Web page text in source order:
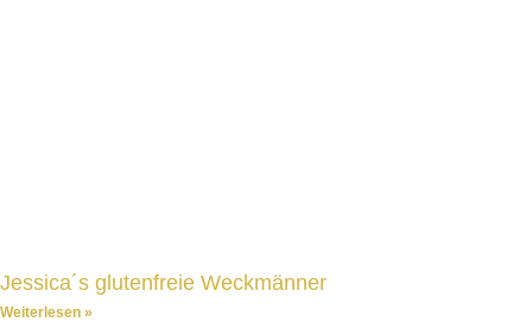
Jessica´s glutenfreie Weckmänner
Weiterlesen »